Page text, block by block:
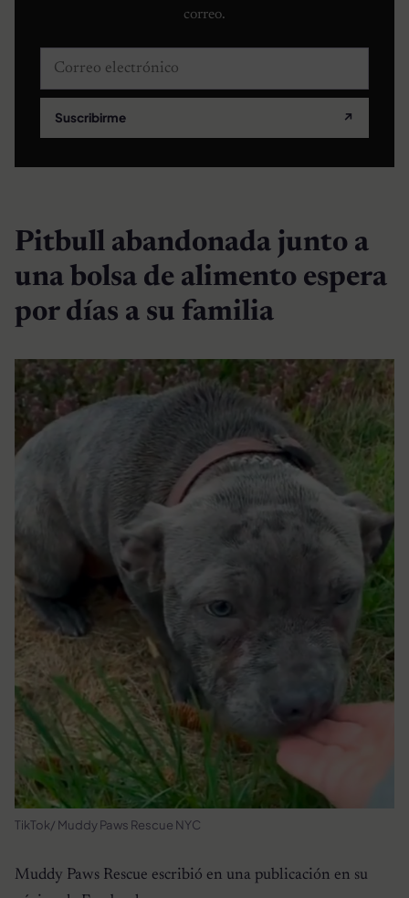
correo.
Correo electrónico
Suscribirme ↗
Pitbull abandonada junto a
una bolsa de alimento espera
por días a su familia
TikTok/ Muddy Paws Rescue NYC
Muddy Paws Rescue escribió en una publicación en su